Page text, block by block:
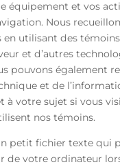
équipement et vos
Nous
en utilisant des
et d’autres
pouvons également
et de
à votre sujet si vous
nos témoins.
petit fichier texte qui
de votre ordinateur